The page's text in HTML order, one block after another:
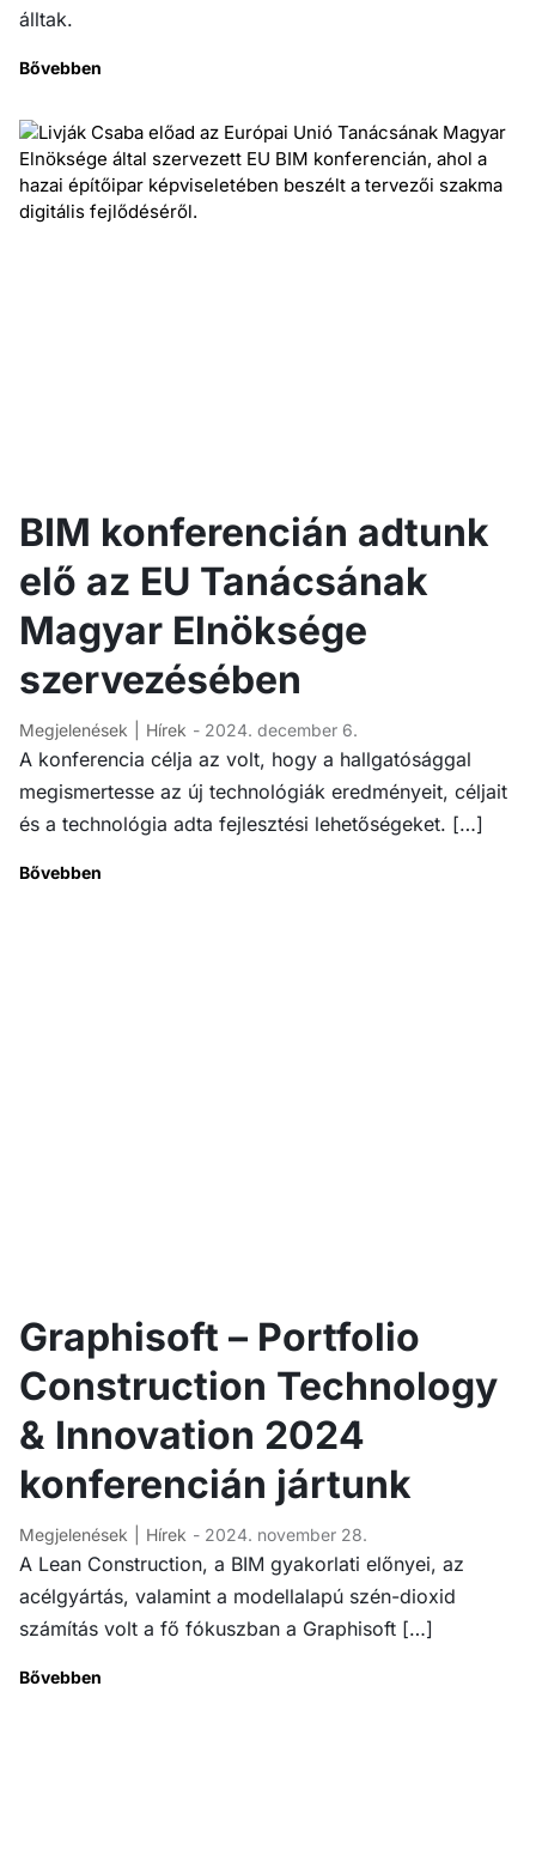
álltak.
Bővebben
BIM konferencián adtunk
elő az EU Tanácsának
Magyar Elnöksége
szervezésében
Megjelenések Hírek - 2024. december 6.
A konferencia célja az volt, hogy a hallgatósággal
megismertesse az új technológiák eredményeit, céljait
és a technológia adta fejlesztési lehetőségeket. […]
Bővebben
Graphisoft – Portfolio
Construction Technology
& Innovation 2024
konferencián jártunk
Megjelenések Hírek - 2024. november 28.
A Lean Construction, a BIM gyakorlati előnyei, az
acélgyártás, valamint a modellalapú szén-dioxid
számítás volt a fő fókuszban a Graphisoft […]
Bővebben